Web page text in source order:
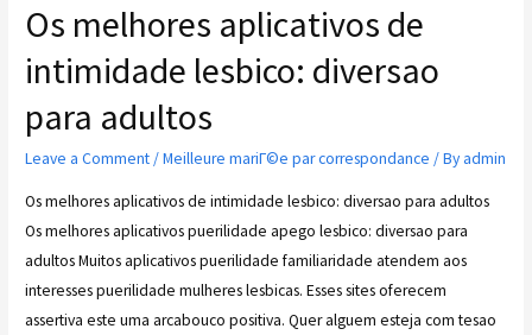
Os melhores aplicativos de
intimidade lesbico: diversao
para adultos
Leave a Comment/Meilleure mariГ©e par correspondance / By admin
Os melhores aplicativos de intimidade lesbico: diversao para adultos
Os melhores aplicativos puerilidade apego lesbico: diversao para
adultos Muitos aplicativos puerilidade familiaridade atendem aos
interesses puerilidade mulheres lesbicas. Esses sites oferecem
assertiva este uma arcabouco positiva. Quer alguem esteja com tesao